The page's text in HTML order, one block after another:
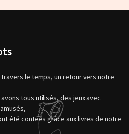
le temps, un retour vers notre
tous utilisés, des jeux avec
été contées grâce aux livres de notre